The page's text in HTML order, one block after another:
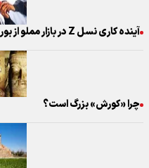
آینده کاری نسل Z در بازار مملو از بوروکراسی ایران
چرا «کورش» بزرگ است؟